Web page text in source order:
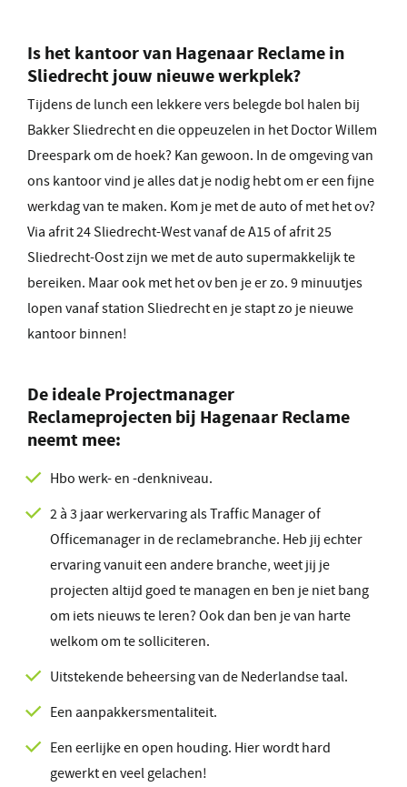
Is het kantoor van Hagenaar Reclame in
Sliedrecht jouw nieuwe werkplek?
Tijdens de lunch een lekkere vers belegde bol halen bij
Bakker Sliedrecht en die oppeuzelen in het Doctor Willem
Dreespark om de hoek? Kan gewoon. In de omgeving van
ons kantoor vind je alles dat je nodig hebt om er een fijne
werkdag van te maken. Kom je met de auto of met het ov?
Via afrit 24 Sliedrecht-West vanaf de A15 of afrit 25
Sliedrecht-Oost zijn we met de auto supermakkelijk te
bereiken. Maar ook met het ov ben je er zo. 9 minuutjes
lopen vanaf station Sliedrecht en je stapt zo je nieuwe
kantoor binnen!
De idealeProjectmanager
Reclameprojectenbij Hagenaar Reclame
neemt mee:
Hbo werk- en -denkniveau.
2 à 3 jaar werkervaring als Traffic Manager of
Officemanager in de reclamebranche. Heb jij echter
ervaring vanuit een andere branche, weet jij je
projecten altijd goed te managen en ben je niet bang
om iets nieuws te leren? Ook dan ben je van harte
welkom om te solliciteren.
Uitstekende beheersing van de Nederlandse taal.
Een aanpakkersmentaliteit.
Een eerlijke en open houding. Hier wordt hard
gewerkt en veel gelachen!